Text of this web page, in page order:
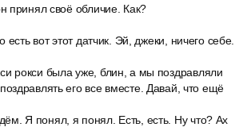
принял своё обличие. Как?
вот этот датчик. Эй, джеки, ничего себе.
рокси была уже, блин, а мы поздравляли
его все вместе. Давай, что ещё
Я понял, я понял. Есть, есть. Ну что? Ах